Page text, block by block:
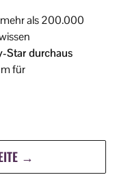
als 200.000
Star durchaus
für
→